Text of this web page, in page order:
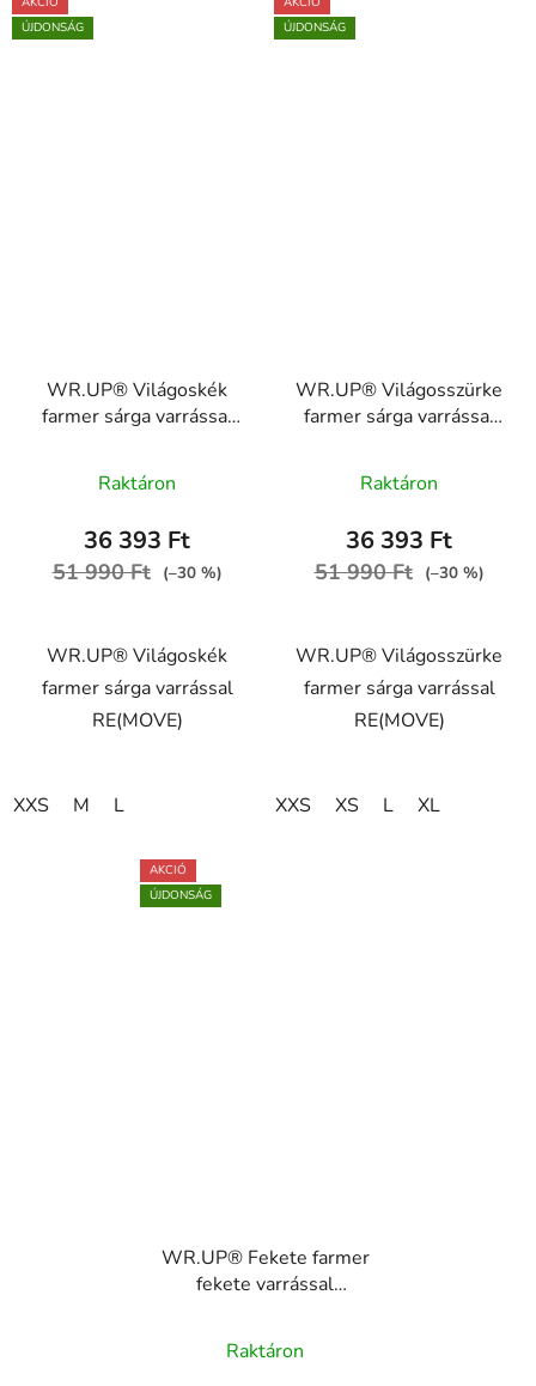
ÚJDONSÁG
WR.UP® Világoskék
farmer sárga varrással
WRUP1RC002ORG,
J4Ytermék
átlagos
értékelése
5,0
csillag.
Raktáron
36 393 Ft
51 990 Ft (–30 %)
WR.UP® Világoskék
farmer sárga varrással
RE(MOVE)
XXS M L
ÚJDONSÁG
WR.UP® Világosszürke
farmer sárga varrással
WRUP1RC002ORG,
J3Y
Raktáron
36 393 Ft
51 990 Ft (–30 %)
WR.UP® Világosszürke
farmer sárga varrással
RE(MOVE)
XXS XS L XL
AKCIÓ
ÚJDONSÁG
WR.UP® Fekete farmer
fekete varrással
WRUP2RC002ORG,
J7N
Raktáron